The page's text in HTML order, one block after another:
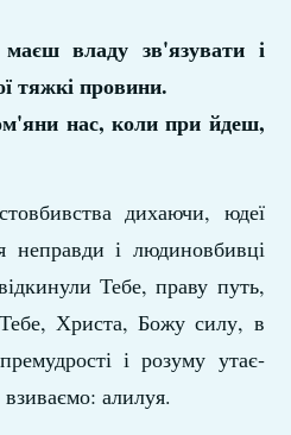
владу зв'язувати і
тяжкі провини.
нас, коли при­ йдеш,
дихаючи, юдеї
неправди і людиновбивці
Тебе, праву путь,
Христа, Божу силу, в
і розуму утає­
алилуя.